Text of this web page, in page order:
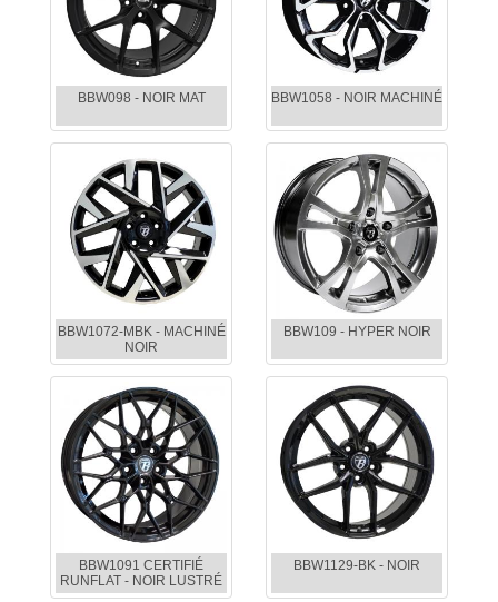
BBW098 - NOIR MAT BBW1058 - NOIR MACHINÉ
BBW1072-MBK - MACHINÉ
NOIR
BBW109 - HYPER NOIR
BBW1091 CERTIFIÉ
RUNFLAT - NOIR LUSTRÉ
BBW1129-BK - NOIR